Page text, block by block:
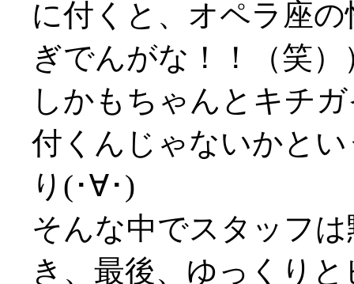
に付くと、オペラ座
ぎでんがな！！（笑）
しかもちゃんとキチ
付くんじゃないかと
り(･∀･)
そんな中でスタッフ
き、最後、ゆっくり